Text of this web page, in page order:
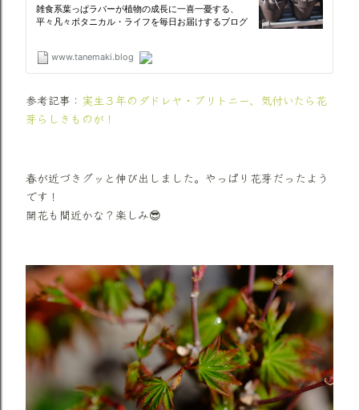
参考記事： 実生３年のダドレヤ・ブリトニー、気付いたら花
芽らしきものが！
春が近づきグッと伸び出しました。やっぱり花芽だったよう
です！
開花も間近かな？楽しみ😎